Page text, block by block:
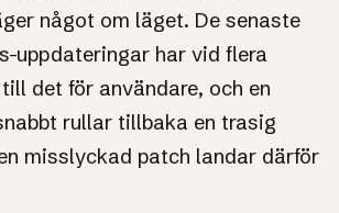
något om läget. De senaste
uppdateringar har vid flera
det för användare, och en
rullar tillbaka en trasig
misslyckad patch landar därför